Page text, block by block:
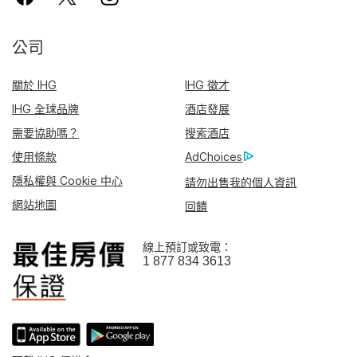
公司
關於 IHG
IHG 徵才
IHG 全球品牌
酒店發展
需要協助嗎？
搜索酒店
使用條款
AdChoices
隱私權與 Cookie 中心
請勿出售我的個人資訊
網站地圖
回饋
線上預訂或致電：
1 877 834 3613